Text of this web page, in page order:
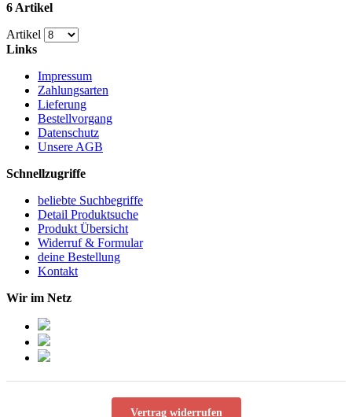
6 Artikel
Artikel
Links
Impressum
Zahlungsarten
Lieferung
Bestellvorgang
Datenschutz
Unsere AGB
Schnellzugriffe
beliebte Suchbegriffe
Detail Produktsuche
Produkt Übersicht
Widerruf & Formular
deine Bestellung
Kontakt
Wir im Netz
Vertrag widerrufen